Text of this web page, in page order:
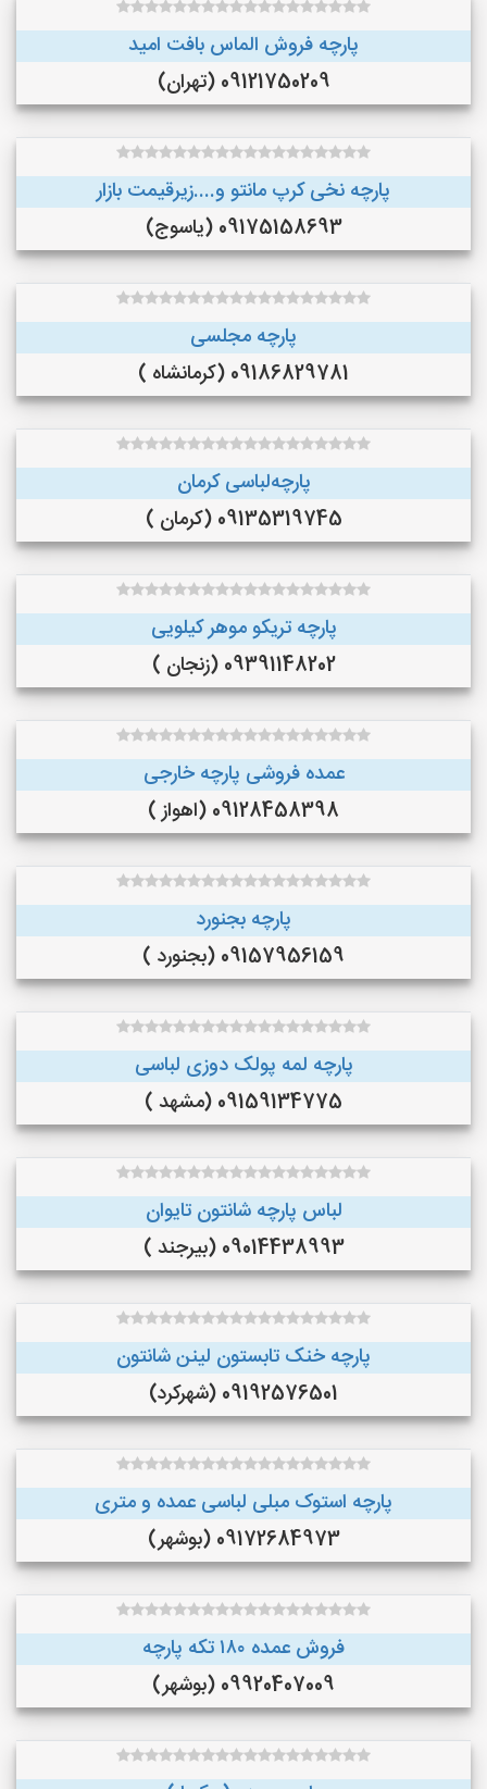
پارچه فروش الماس بافت امید
09121750209 (تهران)
پارچه نخی کرپ مانتو و....زیرقیمت بازار
09175158693 (یاسوج)
پارچه مجلسی
09186829781 (کرمانشاه )
پارچه‌لباسی کرمان
09135319745 (کرمان )
پارچه تریکو موهر کیلویی
09391148202 (زنجان )
عمده فروشی پارچه خارجی
09128458398 (اهواز )
پارچه بجنورد
09157956159 (بجنورد )
پارچه لمه پولک دوزی لباسی
09159134775 (مشهد )
لباس پارچه شانتون تایوان
09014438993 (بیرجند )
پارچه خنک تابستون لینن شانتون
09192576501 (شهرکرد)
پارچه استوک مبلی لباسی عمده و متری
09172684973 (بوشهر)
فروش عمده ۱۸۰ تکه پارچه
09920407009 (بوشهر)